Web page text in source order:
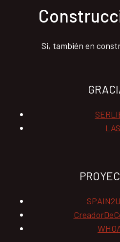
Si, también en